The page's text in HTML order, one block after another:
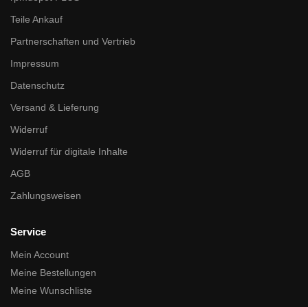
Teile Ankauf
Partnerschaften und Vertrieb
Impressum
Datenschutz
Versand & Lieferung
Widerruf
Widerruf für digitale Inhalte
AGB
Zahlungsweisen
Service
Mein Account
Meine Bestellungen
Meine Wunschliste